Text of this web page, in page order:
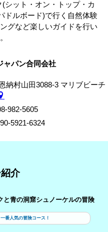
シット・オン・トップ・カ
ドルボード)で行く自然体験
グなど楽しいガイドを行い
ャパン合同会社
納村山田3088-3 マリブビーチ
982-5605
5921-6324
介
と青の洞窟シュノーケルの冒険
番人気の冒険コース！